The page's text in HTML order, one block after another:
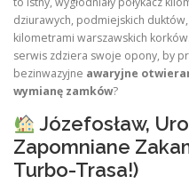
dziurawych, podmiejskich
kilometrami warszawskich
serwis zdziera swoje opony, by
bezinwazyjne awaryjne
wymianę zamków?
Józefosław,
Zapomniane
Turbo-Trasa!)